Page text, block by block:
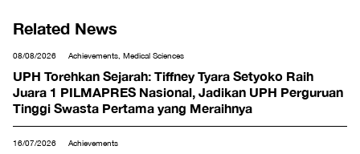
Related News
08/08/2026 Achievements, Medical Sciences
UPH Torehkan Sejarah: Tiffney Tyara Setyoko Raih
Juara 1 PILMAPRES Nasional, Jadikan UPH Perguruan
Tinggi Swasta Pertama yang Meraihnya
16/07/2026 Achievements